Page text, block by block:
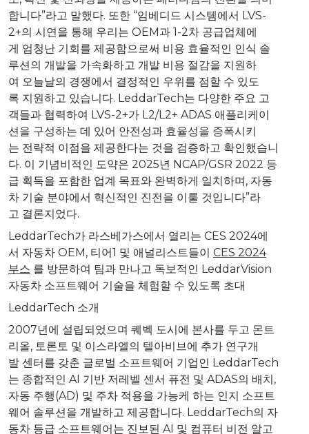
합니다”라고 말했다. 또한 “임베디드 시스템에서 LVS-
2+의 시연을 통해 우리는 OEM과 1-2차 공급업체에
게 엄청난 기회를 제공함으로써 비용 효율적인 인식 솔
루션의 개발을 가속화하고 개발 비용 절감을 지원하
여 오늘날의 경쟁에서 결정적인 우위를 점할 수 있도
록 지원하고 있습니다. LeddarTech는 다양한 주요 고
객들과 협력하여 LVS-2+가 L2/L2+ ADAS 애플리케이
션을 구성하는 데 있어 안전성과 효율성을 증폭시키
는 전략적 이점을 제공한다는 것을 검증하고 확인했습니
다. 이 기념비적인 도약은 2025년 NCAP/GSR 2022 등
급 획득을 포함한 업계 목표와 완벽하게 일치하며, 자동
차 기술 분야에서 혁신적인 진전을 이룰 것입니다”라
고 결론지었다.
LeddarTech가 라스베가스에서 열리는 CES 2024에
서 자동차 OEM, 티어1 및 애널리스트들이 CES 2024
부스 를 방문하여 팀과 만나고 독보적인 LeddarVision
자동차 소프트웨어 기술을 체험할 수 있도록 초대
LeddarTech 소개
2007년에 설립되었으며 퀘벡 도시에 본사를 두고 몬트
리올, 토론토 및 이스라엘의 텔아비브에 추가 연구개
발 센터를 갖춘 글로벌 소프트웨어 기업인 LeddarTech
는 종합적인 AI 기반 저레벨 센서 퓨전 및 ADAS의 배치,
자동 주행(AD) 및 주차 적용을 가능케 하는 인지 소프트
웨어 솔루션을 개발하고 제공합니다. LeddarTech의 자
동차 등급 소프트웨어는 진보된 AI 및 컴퓨터 비전 알고